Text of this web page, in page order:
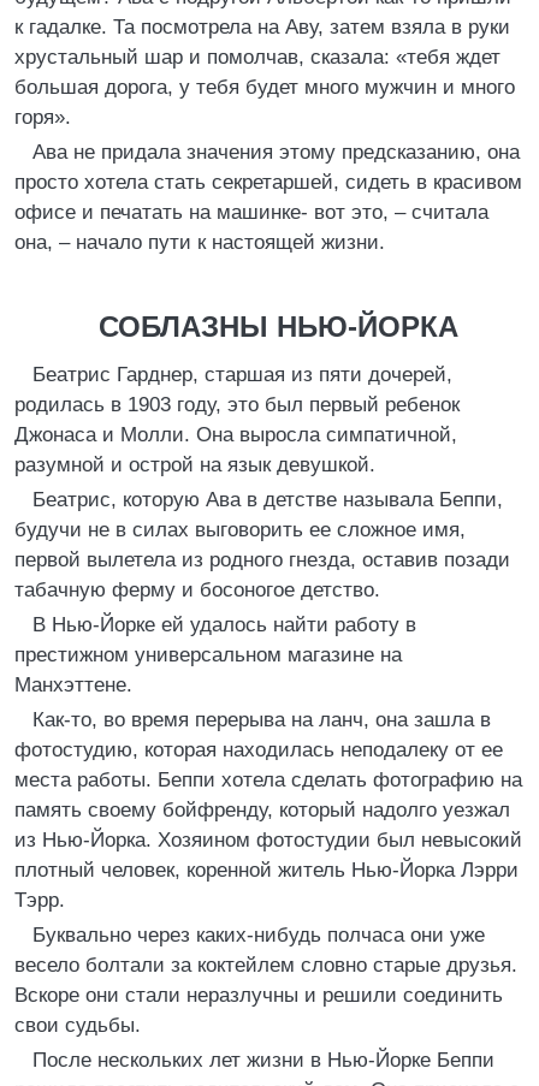
к гадалке. Та посмотрела на Аву, затем взяла в руки
хрустальный шар и помолчав, сказала: «тебя ждет
большая дорога, у тебя будет много мужчин и много
горя».
Ава не придала значения этому предсказанию, она
просто хотела стать секретаршей, сидеть в красивом
офисе и печатать на машинке- вот это, – считала
она, – начало пути к настоящей жизни.
СОБЛАЗНЫ НЬЮ-ЙОРКА
Беатрис Гарднер, старшая из пяти дочерей,
родилась в 1903 году, это был первый ребенок
Джонаса и Молли. Она выросла симпатичной,
разумной и острой на язык девушкой.
Беатрис, которую Ава в детстве называла Беппи,
будучи не в силах выговорить ее сложное имя,
первой вылетела из родного гнезда, оставив позади
табачную ферму и босоногое детство.
В Нью-Йорке ей удалось найти работу в
престижном универсальном магазине на
Манхэттене.
Как-то, во время перерыва на ланч, она зашла в
фотостудию, которая находилась неподалеку от ее
места работы. Беппи хотела сделать фотографию на
память своему бойфренду, который надолго уезжал
из Нью-Йорка. Хозяином фотостудии был невысокий
плотный человек, коренной житель Нью-Йорка Лэрри
Тэрр.
Буквально через каких-нибудь полчаса они уже
весело болтали за коктейлем словно старые друзья.
Вскоре они стали неразлучны и решили соединить
свои судьбы.
После нескольких лет жизни в Нью-Йорке Беппи